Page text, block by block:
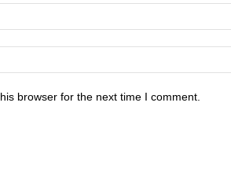
browser for the next time I comment.